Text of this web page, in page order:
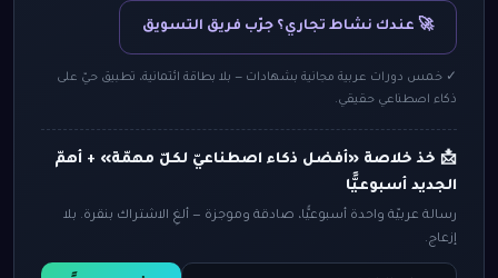
🚀 عندك نشاط تجاري؟ جرّب فريق التسويق
✓ خمس دورات عربية مجانية بشهادات — بلا بطاقة ائتمانية، تطبيق حيّ على
ذكاء اصطناعي حقيقي.
📩 خذ خلاصة «أفضل ذكاء اصطناعيّ لكلّ مهمّة» + أهمّ
الجديد أسبوعيًّا
رسالة عربيّة واحدة أسبوعيًّا، صادقة وموجزة — ألغِ الاشتراك بنقرة. بلا
إزعاج.